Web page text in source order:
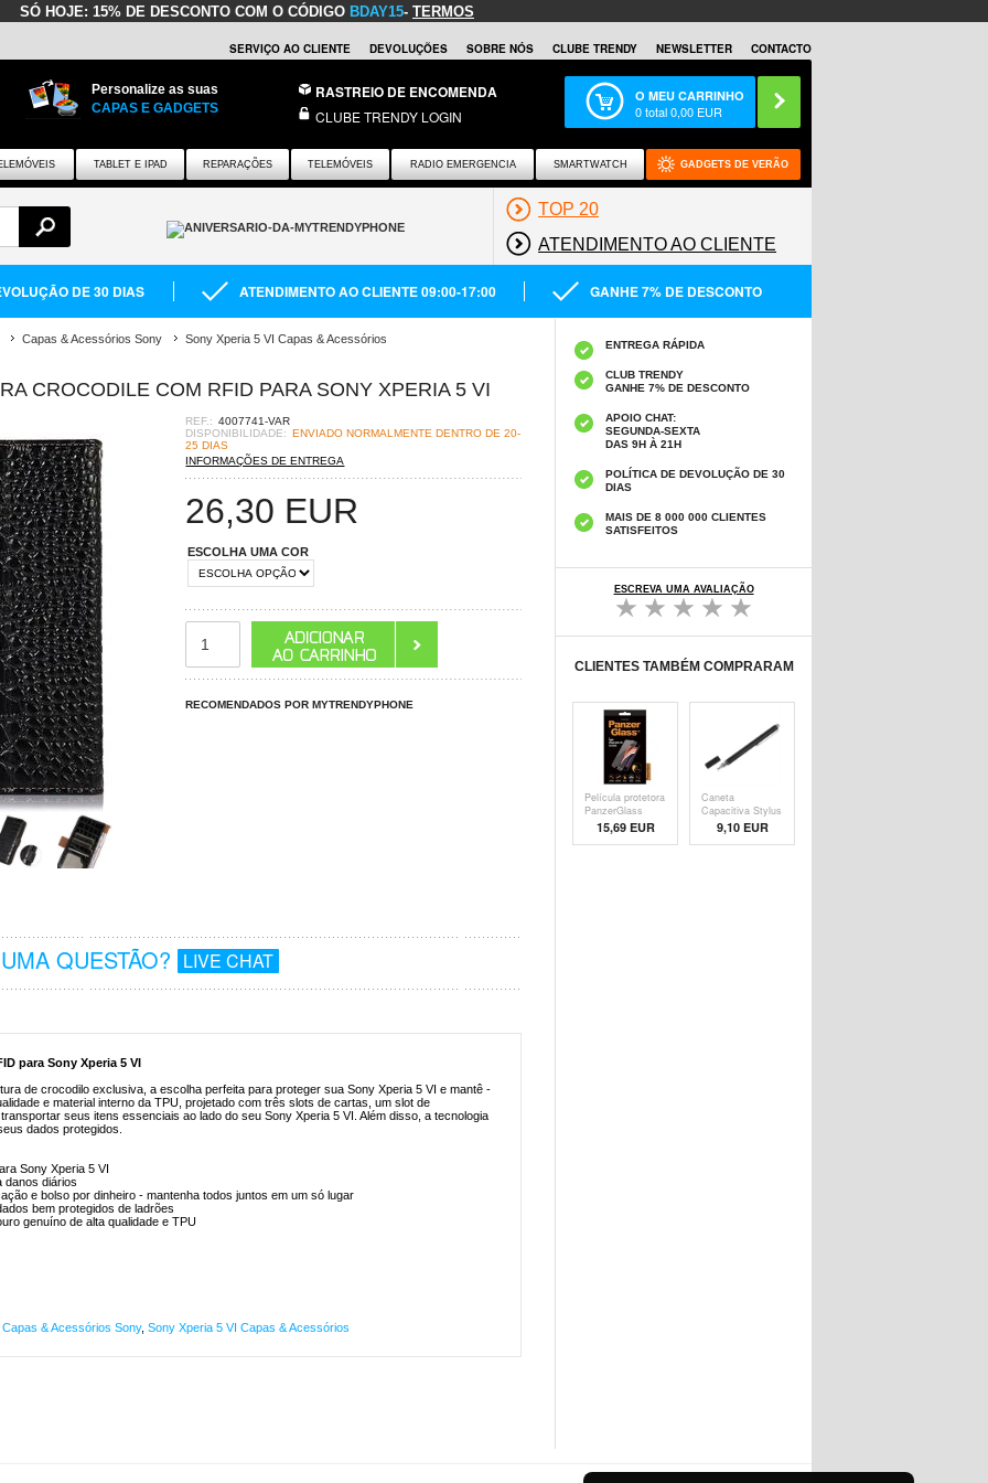
SÓ HOJE: 15% DE DESCONTO COM O CÓDIGO BDAY15- TERMOS
SERVIÇO AO CLIENTE DEVOLUÇÕES SOBRE NÓS CLUBE TRENDY NEWSLETTER CONTACTO
Personalize as suas
CAPAS E GADGETS
RASTREIO DE ENCOMENDA
CLUBE TRENDY LOGIN
O MEU CARRINHO
0total0,00 EUR
TABLET E IPAD REPARAÇÕES TELEMÓVEIS RADIO EMERGENCIA SMARTWATCH GADGETS DE VERÃO
TOP 20
ATENDIMENTO AO CLIENTE
DE 30 DIAS ATENDIMENTO AO CLIENTE 09:00-17:00 GANHE 7% DE DESCONTO
Capas & Acessórios Sony Sony Xperia 5 VI Capas & Acessórios
CROCODILE COM RFID PARA SONY XPERIA 5 VI
REF.: 4007741-VAR
DISPONIBILIDADE: ENVIADO NORMALMENTE DENTRO DE 20-
25 DIAS
INFORMAÇÕES DE ENTREGA
26,30 EUR
ESCOLHA UMA COR
RECOMENDADOS POR MYTRENDYPHONE
QUESTÃO? LIVE CHAT
para Sony Xperia 5 VI
de crocodilo exclusiva, a escolha perfeita para proteger sua Sony Xperia 5 VI e mantê -
e material interno da TPU, projetado com três slots de cartas, um slot de
seus itens essenciais ao lado do seu Sony Xperia 5 VI. Além disso, a tecnologia
dados protegidos.
Sony Xperia 5 VI
danos diários
e bolso por dinheiro - mantenha todos juntos em um só lugar
bem protegidos de ladrões
genuíno de alta qualidade e TPU
Capas & Acessórios Sony, Sony Xperia 5 VI Capas & Acessórios
ENTREGA RÁPIDA
CLUB TRENDY
GANHE 7% DE DESCONTO
APOIO CHAT:
SEGUNDA-SEXTA
DAS 9H À 21H
POLÍTICA DE DEVOLUÇÃO DE 30
DIAS
MAIS DE 8 000 000 CLIENTES
SATISFEITOS
ESCREVA UMA AVALIAÇÃO
CLIENTES TAMBÉM COMPRARAM
Película protetora
PanzerGlass
15,69 EUR
Caneta
Capacitiva Stylus
- Pre9,10 EUR